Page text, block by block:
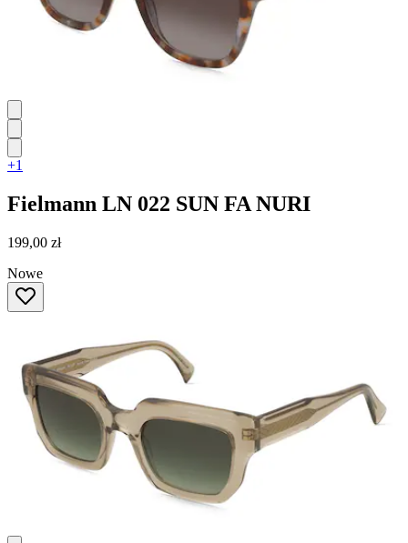
+1
Fielmann LN 022 SUN FA NURI
199,00 zł
Nowe